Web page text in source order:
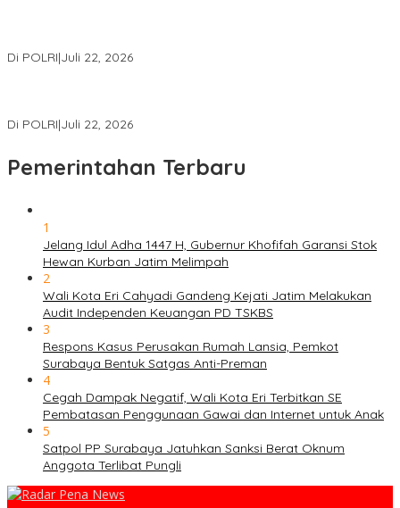
Di POLRI|Juli 22, 2026
Di POLRI|Juli 22, 2026
Pemerintahan Terbaru
1
Jelang Idul Adha 1447 H, Gubernur Khofifah Garansi Stok
Hewan Kurban Jatim Melimpah
2
Wali Kota Eri Cahyadi Gandeng Kejati Jatim Melakukan
Audit Independen Keuangan PD TSKBS
3
Respons Kasus Perusakan Rumah Lansia, Pemkot
Surabaya Bentuk Satgas Anti-Preman
4
Cegah Dampak Negatif, Wali Kota Eri Terbitkan SE
Pembatasan Penggunaan Gawai dan Internet untuk Anak
5
Satpol PP Surabaya Jatuhkan Sanksi Berat Oknum
Anggota Terlibat Pungli